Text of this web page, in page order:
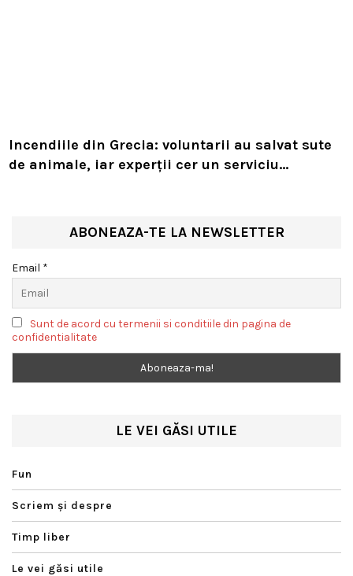
Incendiile din Grecia: voluntarii au salvat sute
de animale, iar experții cer un serviciu
ABONEAZA-TE LA NEWSLETTER
Email *
Sunt de acord cu termenii si conditiile din pagina de
confidentialitate
LE VEI GĂSI UTILE
Fun
Scriem şi despre
Timp liber
Le vei găsi utile